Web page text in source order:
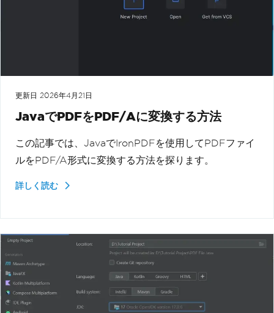
更新日 2026年4月21日
JavaでPDFをPDF/Aに変換する方法
この記事では、JavaでIronPDFを使用してPDFファイ
ルをPDF/A形式に変換する方法を探ります。
詳しく読む